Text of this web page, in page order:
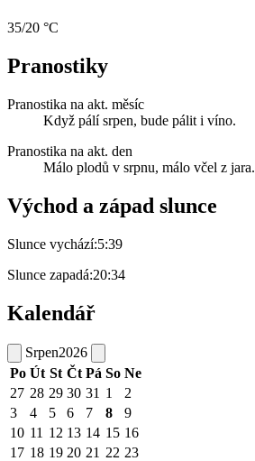
35/20 °C
Pranostiky
Pranostika na akt. měsíc
Když pálí srpen, bude pálit i víno.
Pranostika na akt. den
Málo plodů v srpnu, málo včel z jara.
Východ a západ slunce
Slunce vychází:5:39
Slunce zapadá:20:34
Kalendář
Srpen2026
Po Út St Čt Pá So Ne
27 28 29 30 31 1
2
3
4 5 6 7 8
9
10 11 12 13 14 15 16
17 18 19 20 21 22 23